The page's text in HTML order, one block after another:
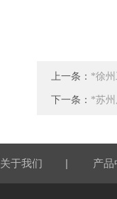
上一条： *徐
下一条： *苏
关于我们 | 产品